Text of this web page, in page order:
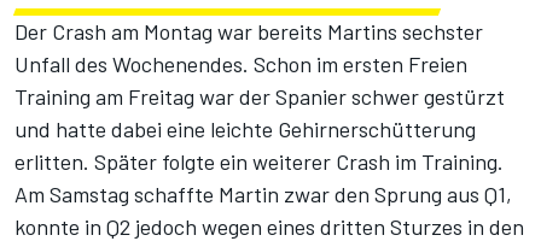
Der Crash am Montag war bereits Martins sechster
Unfall des Wochenendes. Schon im ersten Freien
Training am Freitag war der Spanier schwer gestürzt
und hatte dabei eine leichte Gehirnerschütterung
erlitten. Später folgte ein weiterer Crash im Training.
Am Samstag schaffte Martin zwar den Sprung aus Q1,
konnte in Q2 jedoch wegen eines dritten Sturzes in den